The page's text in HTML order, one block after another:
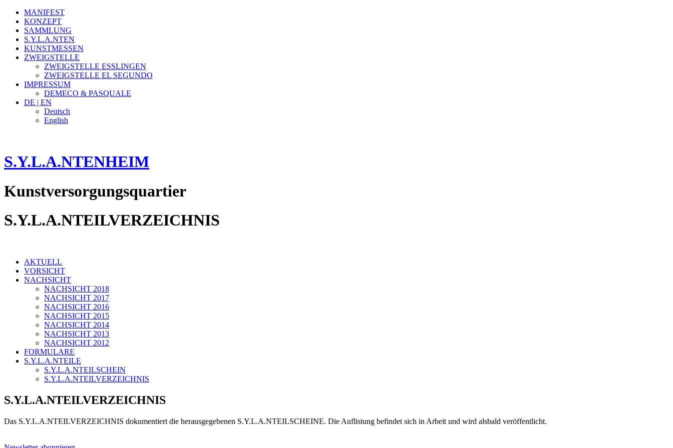
MANIFEST
KONZEPT
SAMMLUNG
S.Y.L.A.NTEN
KUNSTMESSEN
ZWEIGSTELLE
ZWEIGSTELLE ESSLINGEN
ZWEIGSTELLE EL SEGUNDO
IMPRESSUM
DEMECO & PASQUALE
DE | EN
Deutsch
English
S.Y.L.A.NTENHEIM
Kunstversorgungsquartier
S.Y.L.A.NTEILVERZEICHNIS
AKTUELL
VORSICHT
NACHSICHT
NACHSICHT 2018
NACHSICHT 2017
NACHSICHT 2016
NACHSICHT 2015
NACHSICHT 2014
NACHSICHT 2013
NACHSICHT 2012
FORMULARE
S.Y.L.A.NTEILE
S.Y.L.A.NTEILSCHEIN
S.Y.L.A.NTEILVERZEICHNIS
S.Y.L.A.NTEILVERZEICHNIS
Das S.Y.L.A.NTEILVERZEICHNIS dokumentiert die herausgegebenen S.Y.L.A.NTEILSCHEINE. Die Auflistung befindet sich in Arbeit und wird alsbald veröffentlicht.